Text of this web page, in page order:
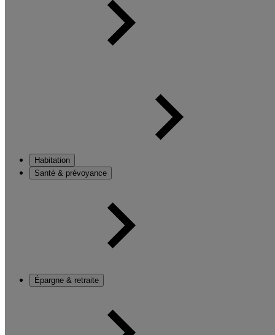
Habitation
Santé & prévoyance
Épargne & retraite